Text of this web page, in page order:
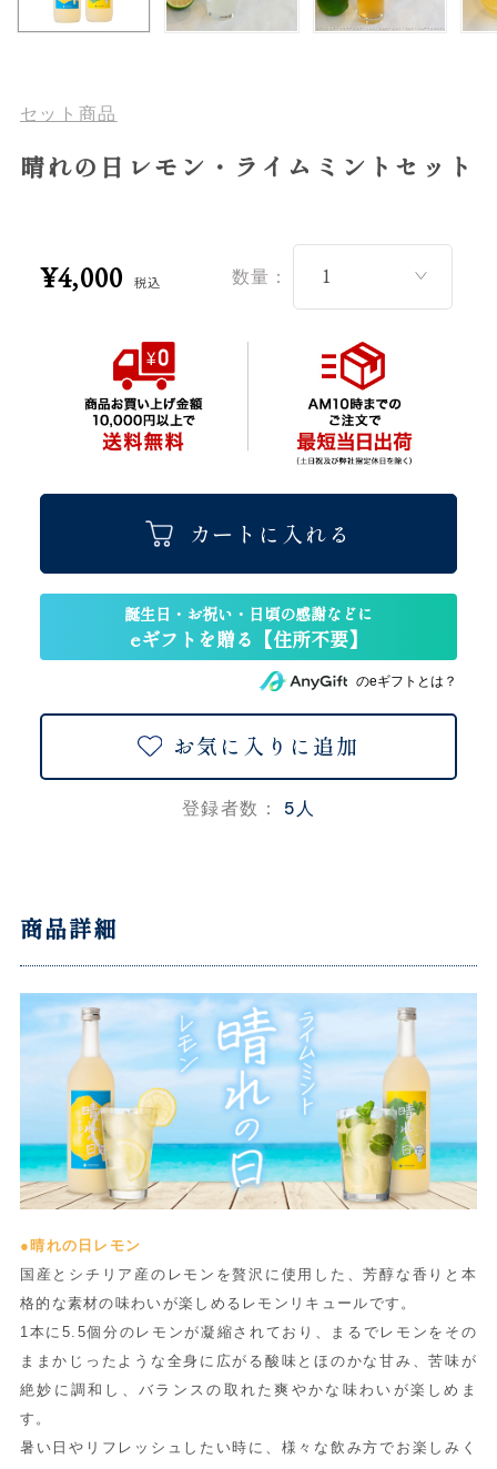
セット商品
晴れの日レモン・ライムミントセット
¥4,000 税込 数量：
カートに入れる
のeギフトとは？
お気に入りに追加
登録者数： 5人
商品詳細
●晴れの日レモン
国産とシチリア産のレモンを贅沢に使用した、芳醇な香りと本
格的な素材の味わいが楽しめるレモンリキュールです。
1本に5.5個分のレモンが凝縮されており、まるでレモンをその
ままかじったような全身に広がる酸味とほのかな甘み、苦味が
絶妙に調和し、バランスの取れた爽やかな味わいが楽しめま
す。
暑い日やリフレッシュしたい時に、様々な飲み方でお楽しみく